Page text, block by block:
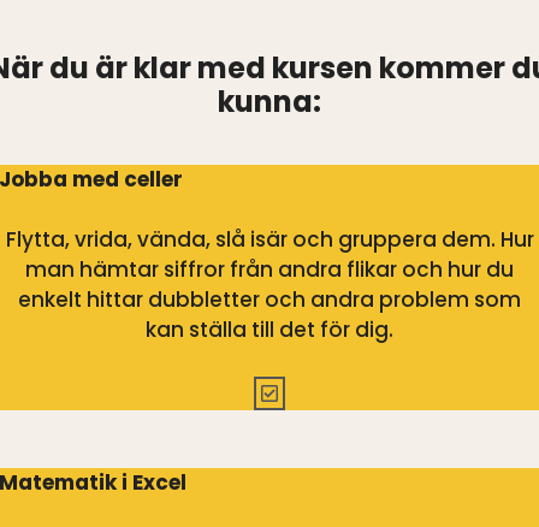
du är klar med kursen kommer
kunna:
Jobba med celler
Flytta, vrida, vända, slå isär och gruppera dem. Hur
man hämtar siffror från andra flikar och hur du
enkelt hittar dubbletter och andra problem som
kan ställa till det för dig.
Matematik i Excel